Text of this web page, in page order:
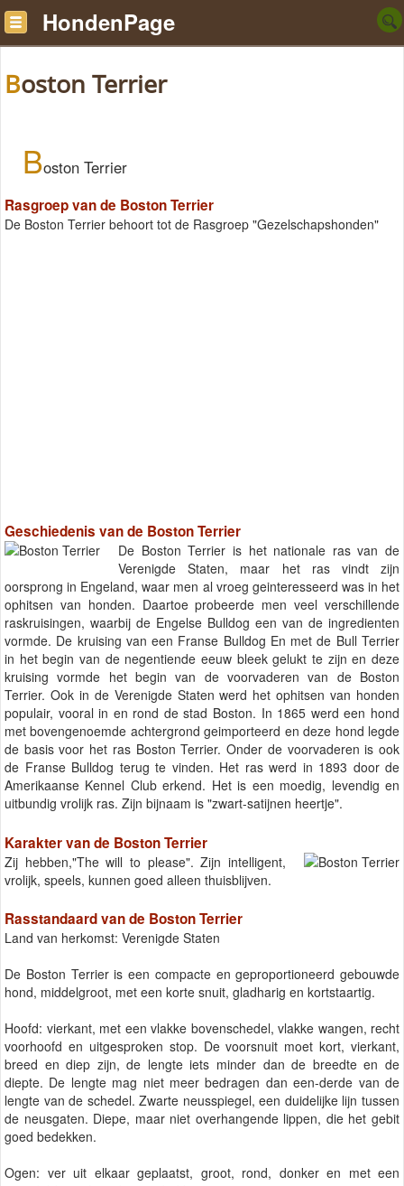
HondenPage
Boston Terrier
Boston Terrier
Rasgroep van de Boston Terrier
De Boston Terrier behoort tot de Rasgroep "Gezelschapshonden"
Geschiedenis van de Boston Terrier
De Boston Terrier is het nationale ras van de
Verenigde Staten, maar het ras vindt zijn
oorsprong in Engeland, waar men al vroeg geinteresseerd was in het
ophitsen van honden. Daartoe probeerde men veel verschillende
raskruisingen, waarbij de Engelse Bulldog een van de ingredienten
vormde. De kruising van een Franse Bulldog En met de Bull Terrier
in het begin van de negentiende eeuw bleek gelukt te zijn en deze
kruising vormde het begin van de voorvaderen van de Boston
Terrier. Ook in de Verenigde Staten werd het ophitsen van honden
populair, vooral in en rond de stad Boston. In 1865 werd een hond
met bovengenoemde achtergrond geimporteerd en deze hond legde
de basis voor het ras Boston Terrier. Onder de voorvaderen is ook
de Franse Bulldog terug te vinden. Het ras werd in 1893 door de
Amerikaanse Kennel Club erkend. Het is een moedig, levendig en
uitbundig vrolijk ras. Zijn bijnaam is "zwart-satijnen heertje".
Karakter van de Boston Terrier
Zij hebben,"The will to please". Zijn intelligent,
vrolijk, speels, kunnen goed alleen thuisblijven.
Rasstandaard van de Boston Terrier
Land van herkomst: Verenigde Staten
De Boston Terrier is een compacte en geproportioneerd gebouwde
hond, middelgroot, met een korte snuit, gladharig en kortstaartig.
Hoofd: vierkant, met een vlakke bovenschedel, vlakke wangen, recht
voorhoofd en uitgesproken stop. De voorsnuit moet kort, vierkant,
breed en diep zijn, de lengte iets minder dan de breedte en de
diepte. De lengte mag niet meer bedragen dan een-derde van de
lengte van de schedel. Zwarte neusspiegel, een duidelijke lijn tussen
de neusgaten. Diepe, maar niet overhangende lippen, die het gebit
goed bedekken.
Ogen: ver uit elkaar geplaatst, groot, rond, donker en met een